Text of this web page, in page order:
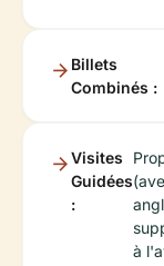
Billets
Combinés :
Visites
Guidées
:
à